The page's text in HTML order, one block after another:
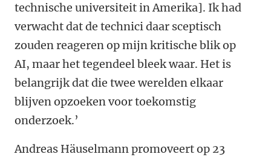
technische universiteit in Amerika]. Ik had
verwacht dat de technici daar sceptisch
zouden reageren op mijn kritische blik op
AI, maar het tegendeel bleek waar. Het is
belangrijk dat die twee werelden elkaar
blijven opzoeken voor toekomstig
onderzoek.’
Andreas Häuselmann promoveert op 23